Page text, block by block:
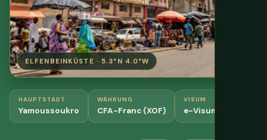
ELFENBEINKÜSTE · 5.3°N 4.0°W
HAUPTSTADT
Yamoussoukro
WÄHRUNG
CFA-Franc (XOF)
VISUM
e-Visum, die